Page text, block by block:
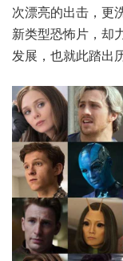
次漂亮的出击，更
新类型恐怖片，却
发展，也就此踏出